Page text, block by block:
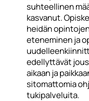
suhteellinen
kasvanut.
heidän
eteneminen ja
edellyttävät
aikaan ja
sitomattomia
tukipalveluita.